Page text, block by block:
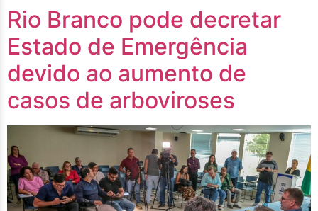
Rio Branco pode decretar
Estado de Emergência
devido ao aumento de
casos de arboviroses